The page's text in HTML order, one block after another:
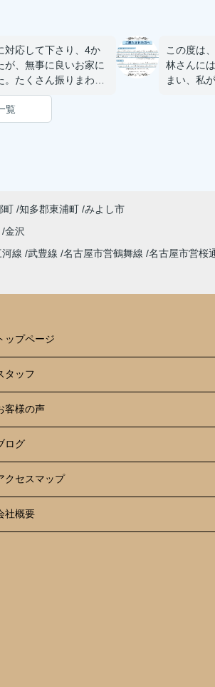
対応して下さり、4か
が、無事に良いお家に
たくさん振りまわし
でいっぱいです。
松本さんにお願いした
この度は
林さんに
まい、私
覧
町 知多郡東浦町 みよし市
金沢
線 武豊線 名古屋市営鶴舞線 名古屋市営桜
ップページ
タッフ
客様の声
ログ
クセスマップ
社概要